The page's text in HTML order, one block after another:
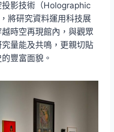
影技術（Holographic
將研究資料運用科技展
時空再現館內，與觀眾
量能及共鳴，更親切貼
豐富面貌。